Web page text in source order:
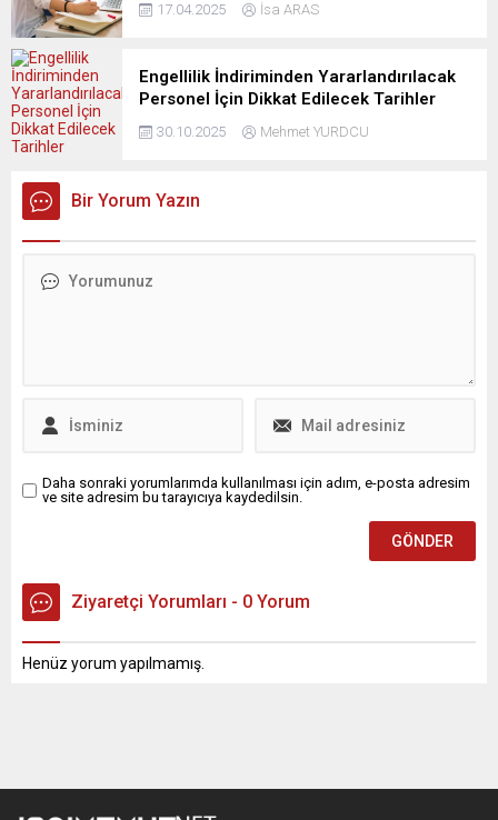
17.04.2025 İsa ARAS
Engellilik İndiriminden Yararlandırılacak
Personel İçin Dikkat Edilecek Tarihler
30.10.2025 Mehmet YURDCU
Bir Yorum Yazın
Daha sonraki yorumlarımda kullanılması için adım, e-posta adresim
ve site adresim bu tarayıcıya kaydedilsin.
Ziyaretçi Yorumları - 0 Yorum
Henüz yorum yapılmamış.